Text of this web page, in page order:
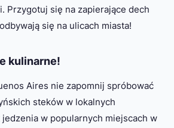
Przygotuj się na zapierające dech
się na ulicach miasta!
kulinarne!
Aires nie zapomnij spróbować
steków w lokalnych
w popularnych miejscach w